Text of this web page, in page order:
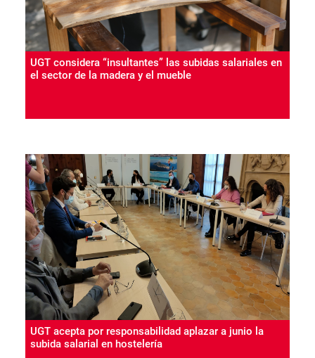
UGT considera “insultantes” las subidas salariales en
el sector de la madera y el mueble
UGT acepta por responsabilidad aplazar a junio la
subida salarial en hostelería